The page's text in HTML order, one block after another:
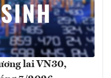
lai VN30,